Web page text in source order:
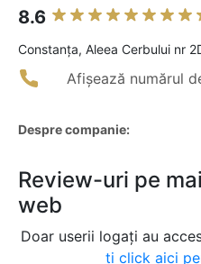
8.6
Constanţa, Aleea Cerbului nr
Afișează numărul
Despre companie:
Review-uri pe
web
Doar userii logați au
ți click aici